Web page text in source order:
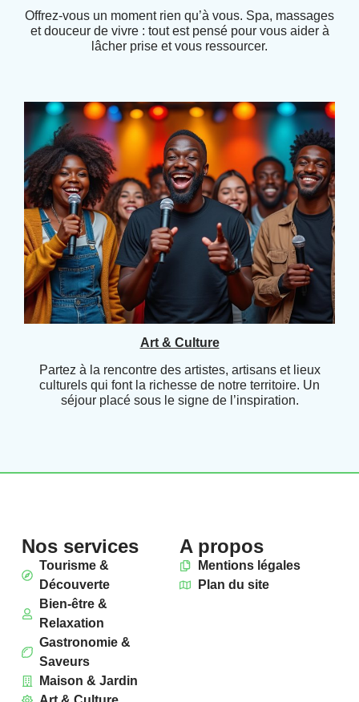
Offrez-vous un moment rien qu’à vous. Spa, massages
et douceur de vivre : tout est pensé pour vous aider à
lâcher prise et vous ressourcer.
Art & Culture
Partez à la rencontre des artistes, artisans et lieux
culturels qui font la richesse de notre territoire. Un
séjour placé sous le signe de l’inspiration.
Nos services
Tourisme &
Découverte
Bien-être &
Relaxation
Gastronomie &
Saveurs
Maison & Jardin
A propos
Mentions légales
Plan du site